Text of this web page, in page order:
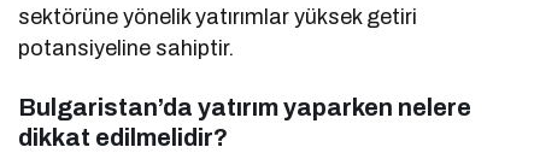
sektörüne yönelik yatırımlar yüksek getiri
potansiyeline sahiptir.
Bulgaristan’da yatırım yaparken nelere
dikkat edilmelidir?